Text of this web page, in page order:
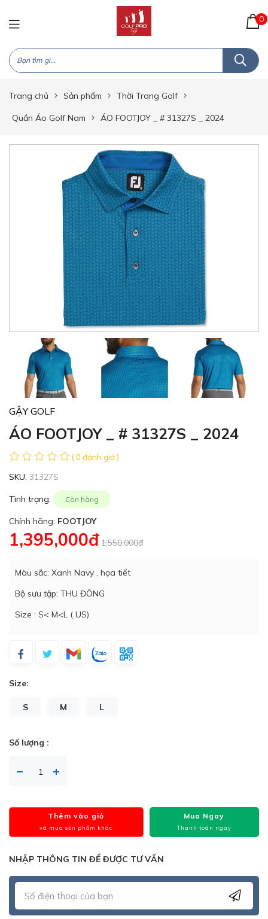
0
Trang chủ Sản phẩm Thời Trang Golf
Quần Áo Golf Nam ÁO FOOTJOY _ # 31327S _ 2024
GẬY GOLF
ÁO FOOTJOY _ # 31327S _ 2024
( 0 đánh giá )
SKU: 31327S
Tình trạng: Còn hàng
Chính hãng: FOOTJOY
1,395,000đ 1,550,000đ
Màu sắc: Xanh Navy , họa tiết
Bộ sưu tập: THU ĐÔNG
Size : S< M<L ( US)
Size:
S M L
Số lượng :
Thêm vào giỏ
và mua sản phẩm khác
Mua Ngay
Thanh toán ngay
NHẬP THÔNG TIN ĐỂ ĐƯỢC TƯ VẤN